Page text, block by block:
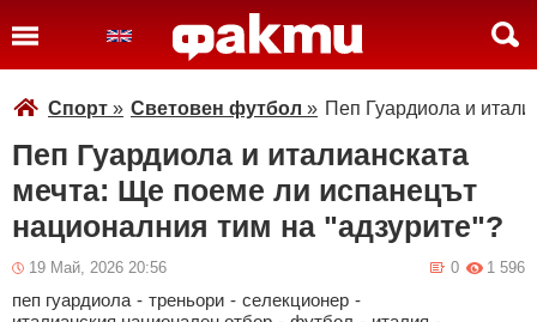
Спорт » Световен футбол » Пеп Гуардиола и
Пеп Гуардиола и италианската
мечта: Ще поеме ли испанецът
националния тим на "адзурите"?
19 Май, 2026 20:56 1 596
0
пеп гуардиола - треньори - селекционер -